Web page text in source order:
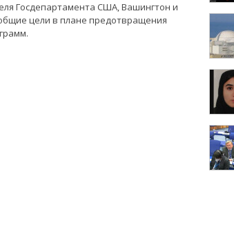
Госдепартамента США, Вашингтон и
цели в плане предотвращения